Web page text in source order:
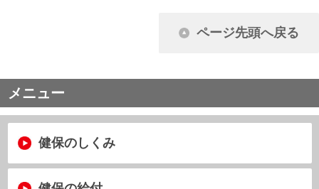
退職
出産